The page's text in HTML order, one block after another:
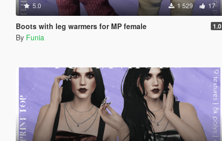
5.0 1 529 17
Boots with leg warmers for MP female 1.0
By Funia